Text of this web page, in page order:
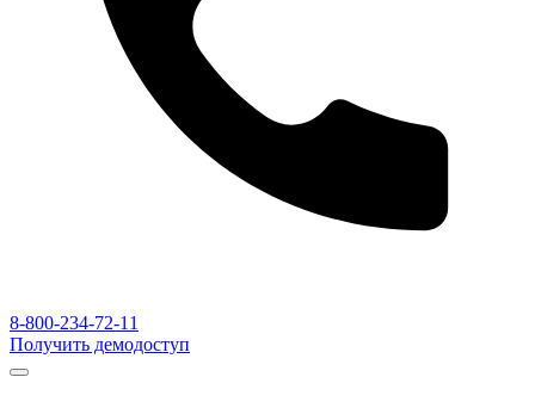
8-800-234-72-11
Получить демодоступ